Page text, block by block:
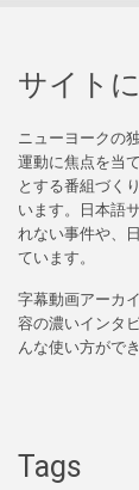
サイト
ニューヨークの
運動に焦点を当
とする番組づく
います。日本語
れない事件や、
ています。
字幕動画アーカ
容の濃いインタ
んな使い方がで
Tags